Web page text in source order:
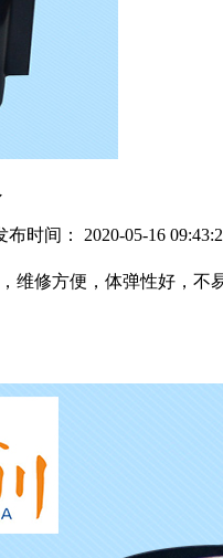
间： 2020-05-16
维修方便，体弹性好，